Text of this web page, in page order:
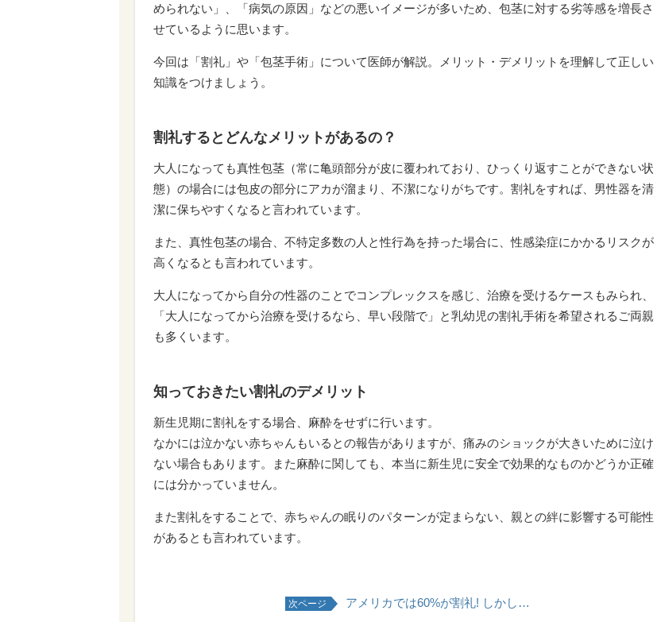
められない」、「病気の原因」などの悪いイメージが多いため、包茎に対する劣等感を増長さ
せているように思います。
今回は「割礼」や「包茎手術」について医師が解説。メリット・デメリットを理解して正しい
知識をつけましょう。
割礼するとどんなメリットがあるの？
大人になっても真性包茎（常に亀頭部分が皮に覆われており、ひっくり返すことができない状
態）の場合には包皮の部分にアカが溜まり、不潔になりがちです。割礼をすれば、男性器を清
潔に保ちやすくなると言われています。
また、真性包茎の場合、不特定多数の人と性行為を持った場合に、性感染症にかかるリスクが
高くなるとも言われています。
大人になってから自分の性器のことでコンプレックスを感じ、治療を受けるケースもみられ、
「大人になってから治療を受けるなら、早い段階で」と乳幼児の割礼手術を希望されるご両親
も多くいます。
知っておきたい割礼のデメリット
新生児期に割礼をする場合、麻酔をせずに行います。
なかには泣かない赤ちゃんもいるとの報告がありますが、痛みのショックが大きいために泣け
ない場合もあります。また麻酔に関しても、本当に新生児に安全で効果的なものかどうか正確
には分かっていません。
また割礼をすることで、赤ちゃんの眠りのパターンが定まらない、親との絆に影響する可能性
があるとも言われています。
次ページ アメリカでは60%が割礼! しかし…